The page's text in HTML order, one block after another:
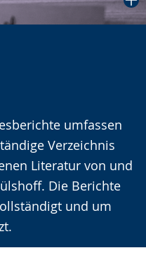
umfassen
Verzeichnis
Literatur von und
Die Berichte
und um